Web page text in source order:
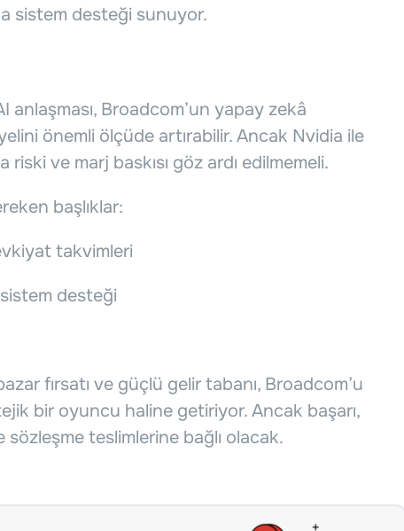
sistem desteği sunuyor.
anlaşması, Broadcom’un yapay zekâ
önemli ölçüde artırabilir. Ancak Nvidia ile
ve marj baskısı göz ardı edilmemeli.
başlıklar:
takvimleri
desteği
fırsatı ve güçlü gelir tabanı, Broadcom’u
bir oyuncu haline getiriyor. Ancak başarı,
sözleşme teslimlerine bağlı olacak.